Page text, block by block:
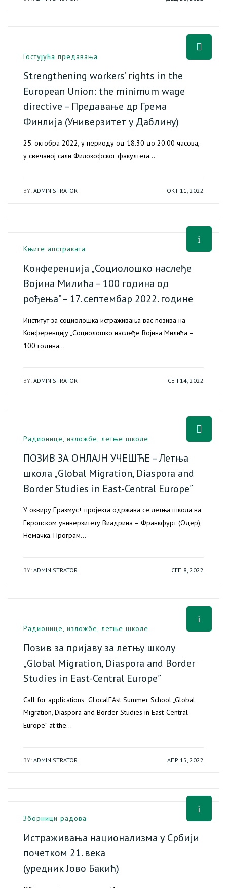
Гостујућа предавања
Strengthening workers’ rights in the
European Union: the minimum wage
directive – Предавање др Грема
Финлија (Универзитет у Даблину)
25. октобра 2022, у периоду од 18.30 до 20.00 часова,
у свечаној сали Филозофског факултета…
BY: ADMINISTRATOR ОКТ 11, 2022
Књиге апстраката
Конференција „Социолошко наслеђе
Војина Милића – 100 година од
рођења” – 17. септембар 2022. године
Институт за социолошка истраживања вас позива на
Конференцију „Социолошко наслеђе Војина Милића –
100 година…
BY: ADMINISTRATOR СЕП 14, 2022
Радионице, изложбе, летње школе
ПОЗИВ ЗА ОНЛАЈН УЧЕШЋЕ – Летња
школа „Global Migration, Diaspora and
Border Studies in East-Central Europe”
У оквиру Еразмус+ пројекта одржава се летња школа на
Европском универзитету Виадрина – Франкфурт (Одер),
Немачка. Програм…
BY: ADMINISTRATOR СЕП 8, 2022
Радионице, изложбе, летње школе
Позив за пријаву за летњу школу
„Global Migration, Diaspora and Border
Studies in East-Central Europe”
Call for applications GLocalEAst Summer School „Global
Migration, Diaspora and Border Studies in East-Central
Europe” at the…
BY: ADMINISTRATOR АПР 15, 2022
Зборници радова
Истраживања национализма у Србији
почетком 21. века
(уредник Јово Бакић)